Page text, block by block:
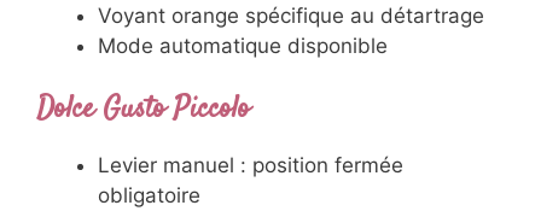
Voyant orange spécifique au détartrage
Mode automatique disponible
Dolce Gusto Piccolo
Levier manuel : position fermée
obligatoire